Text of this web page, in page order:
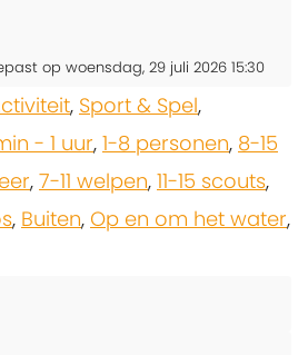
op woensdag, 29 juli 2026 15:30
, Sport & Spel,
- 1 uur, 1-8 personen, 8-15
, 7-11 welpen, 11-15 scouts,
, Buiten, Op en om het water,